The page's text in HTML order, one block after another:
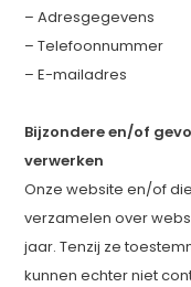
– Adresgegevens
– Telefoonnummer
– E-mailadres
Bijzondere en/of
verwerken
Onze website en/of
verzamelen over
jaar. Tenzij ze
kunnen echter niet